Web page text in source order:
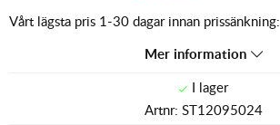
Vårt lägsta pris 1-30 dagar innan prissänkning:
Mer information
Artnr: ST12095024